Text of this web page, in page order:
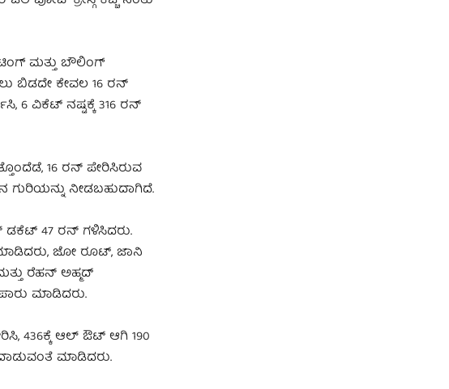
ಮತ್ತು ಬೌಲಿಂಗ್
ಬಿಡದೇ ಕೇವಲ 16 ರನ್
6 ವಿಕೆಟ್ ನಷ್ಟಕ್ಕೆ 316 ರನ್
16 ರನ್ ಪೇರಿಸಿರುವ
ಗುರಿಯನ್ನು ನೀಡಬಹುದಾಗಿದೆ.
ಡಕೆಟ್ 47 ರನ್ ಗಳಿಸಿದರು.
ಮಾಡಿದರು, ಜೋ ರೂಟ್, ಜಾನಿ
ರೆಹನ್ ಅಹ್ಮದ್
ಮಾಡಿದರು.
436ಕ್ಕೆ ಆಲ್ ಔಟ್ ಆಗಿ 190
ಮಾಡಿದರು.